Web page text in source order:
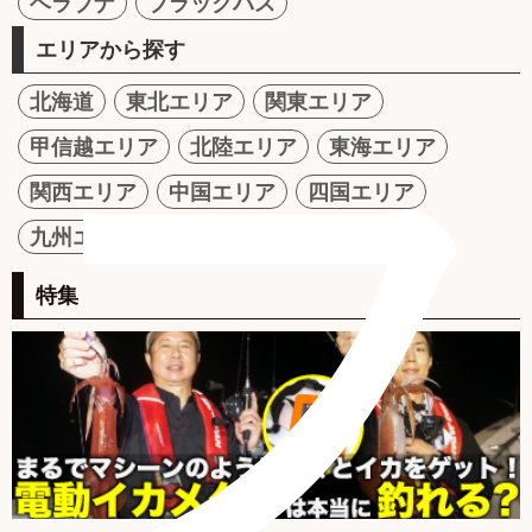
フ
エリアから探す
北海道 東北エリア
関東エリア
甲信越エリア
北陸エリア
東海エリア
関西エリア
中国エリア
四国エリア
九州エリア
特集